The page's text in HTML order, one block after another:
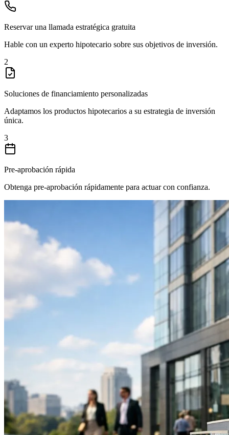
Reservar una llamada estratégica gratuita
Hable con un experto hipotecario sobre sus objetivos de inversión.
2
Soluciones de financiamiento personalizadas
Adaptamos los productos hipotecarios a su estrategia de inversión
única.
3
Pre-aprobación rápida
Obtenga pre-aprobación rápidamente para actuar con confianza.